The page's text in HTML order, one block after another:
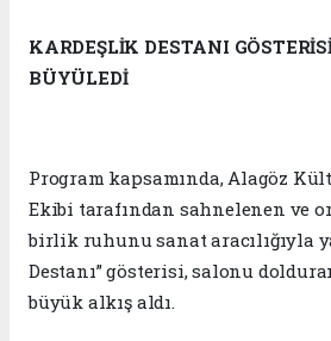
KARDEŞLİK DESTANI
BÜYÜLEDİ
Program kapsamında, Alagöz
Ekibi tarafından sahnelenen ve
birlik ruhunu sanat aracılığıyla
Destanı” gösterisi, salonu
büyük alkış aldı.